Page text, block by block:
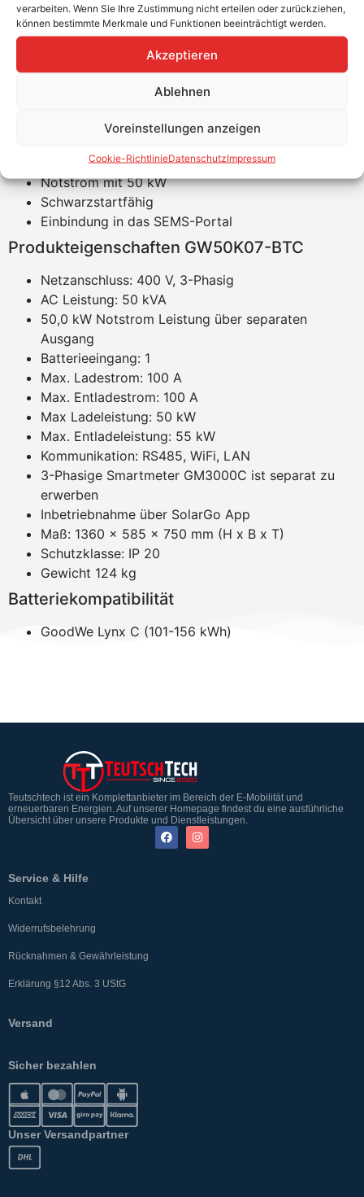
verarbeiten. Wenn Sie Ihre Zustimmung nicht erteilen oder zurückziehen,
können bestimmte Merkmale und Funktionen beeinträchtigt werden.
Akzeptieren
Ablehnen
Voreinstellungen anzeigen
Cookie-RichtlinieDatenschutzImpressum
– Teilnahme an der Online-Inbetriebnahme-Schulung von
GoodWe.
– Erfüllung der Inbetriebnahme-Checkliste im Vorfeld.
Peakshaving
integriert
Notstrom mit 50 kW
Schwarzstartfähig
Einbindung in das SEMS-Portal
Produkteigenschaften GW50K07-BTC
Netzanschluss: 400 V, 3-Phasig
AC Leistung: 50 kVA
50,0 kW Notstrom Leistung über separaten
Ausgang
Batterieeingang: 1
Max. Ladestrom: 100 A
Max. Entladestrom: 100 A
Max Ladeleistung: 50 kW
Max. Entladeleistung: 55 kW
Kommunikation: RS485, WiFi, LAN
3-Phasige Smartmeter GM3000C ist separat zu
erwerben
Inbetriebnahme über SolarGo App
Maß: 1360 x 585 x 750 mm (H x B x T)
Schutzklasse: IP 20
Gewicht 124 kg
Batteriekompatibilität
GoodWe Lynx C (101-156 kWh)
Teutschtech ist ein Komplettanbieter im Bereich der E-Mobilität und
erneuerbaren Energien. Auf unserer Homepage findest du eine ausführliche
Übersicht über unsere Produkte und Dienstleistungen.
Service & Hilfe
Kontakt
Widerrufsbelehrung
Rücknahmen & Gewährleistung
Erklärung §12 Abs. 3 UStG
Versand
Sicher bezahlen
Unser Versandpartner